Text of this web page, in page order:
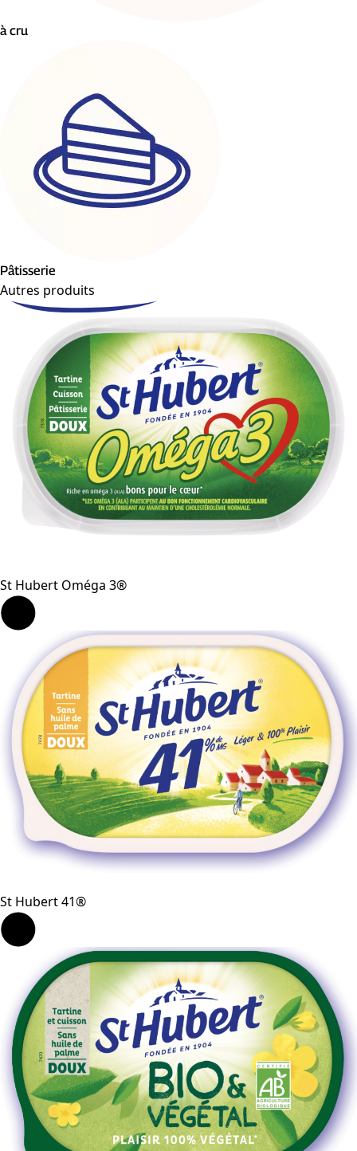
à cru
Pâtisserie
Autres produits
St Hubert Oméga 3®
St Hubert 41®